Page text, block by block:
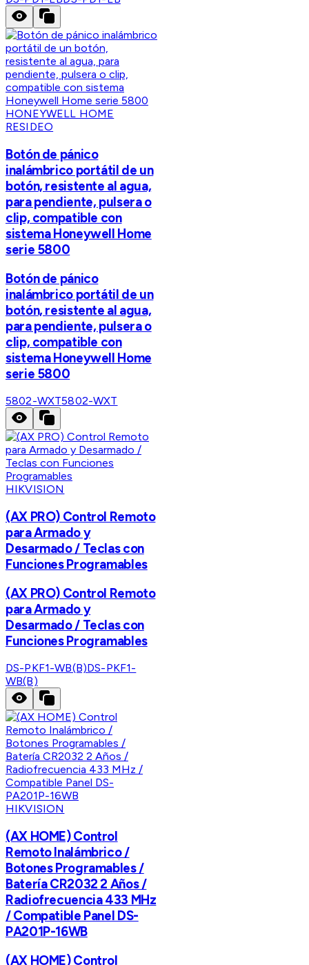
HONEYWELL HOME
RESIDEO
Botón de pánico
inalámbrico portátil de un
botón, resistente al agua,
para pendiente, pulsera o
clip, compatible con
sistema Honeywell Home
serie 5800
Botón de pánico
inalámbrico portátil de un
botón, resistente al agua,
para pendiente, pulsera o
clip, compatible con
sistema Honeywell Home
serie 5800
5802-WXT5802-WXT
HIKVISION
(AX PRO) Control Remoto
para Armado y
Desarmado / Teclas con
Funciones Programables
(AX PRO) Control Remoto
para Armado y
Desarmado / Teclas con
Funciones Programables
DS-PKF1-WB(B)DS-PKF1-
WB(B)
HIKVISION
(AX HOME) Control
Remoto Inalámbrico /
Botones Programables /
Batería CR2032 2 Años /
Radiofrecuencia 433 MHz
/ Compatible Panel DS-
PA201P-16WB
(AX HOME) Control